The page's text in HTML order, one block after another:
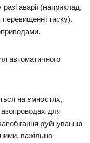
аварії (наприклад,
перевищенні тиску).
автоматичного
на ємностях,
для
руйнуванню
важільно-